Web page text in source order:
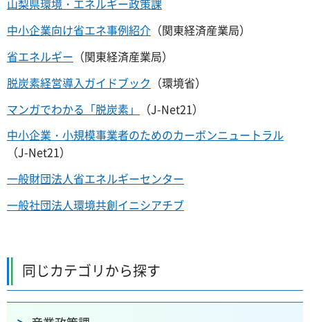
山梨県環境・エネルギー政策課
中小企業向け省エネ事例紹介 （関東経済産業局）
省エネルギー （関東経済産業局）
脱炭素経営導入ガイドブック （環境省）
マンガでわかる「脱炭素」
（J-Net21）
中小企業・小規模事業者のためのカーボンニュートラル
（J-Net21）
一般財団法人省エネルギーセンター
一般社団法人環境共創イニシアチブ
同じカテゴリから探す